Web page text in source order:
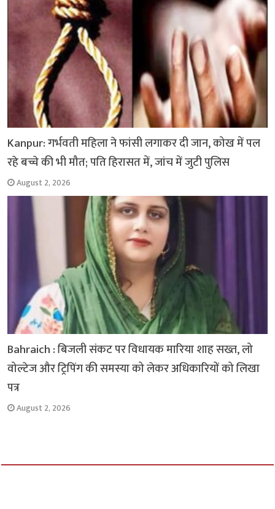
Kanpur: गर्भवती महिला ने फांसी लगाकर दी जान, कोख में पल
रहे बच्चे की भी मौत; पति हिरासत में, जांच में जुटी पुलिस
August 2, 2026
Bahraich : बिजली संकट पर विधायक मारिया शाह सख्त, लो
वोल्टेज और ट्रिपिंग की समस्या को लेकर अधिकारियों को लिखा
पत्र
August 2, 2026